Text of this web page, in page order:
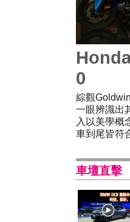
0
綜觀
一眼辨識出
入以美學概
車到尾皆符
車壇直擊